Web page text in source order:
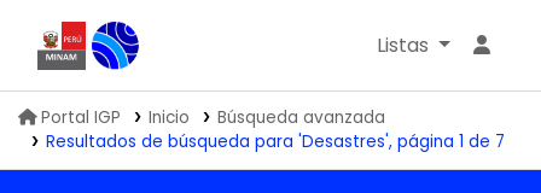
Biblioteca IGP
Listas
Portal IGP Inicio
Búsqueda avanzada
Resultados de búsqueda para 'Desastres', página 1 de 7